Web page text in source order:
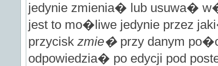
jedynie zmienia� lub usuwa�
jest to mo�liwe jedynie przez
przycisk zmie�przy danym
odpowiedzia� po edycji pod